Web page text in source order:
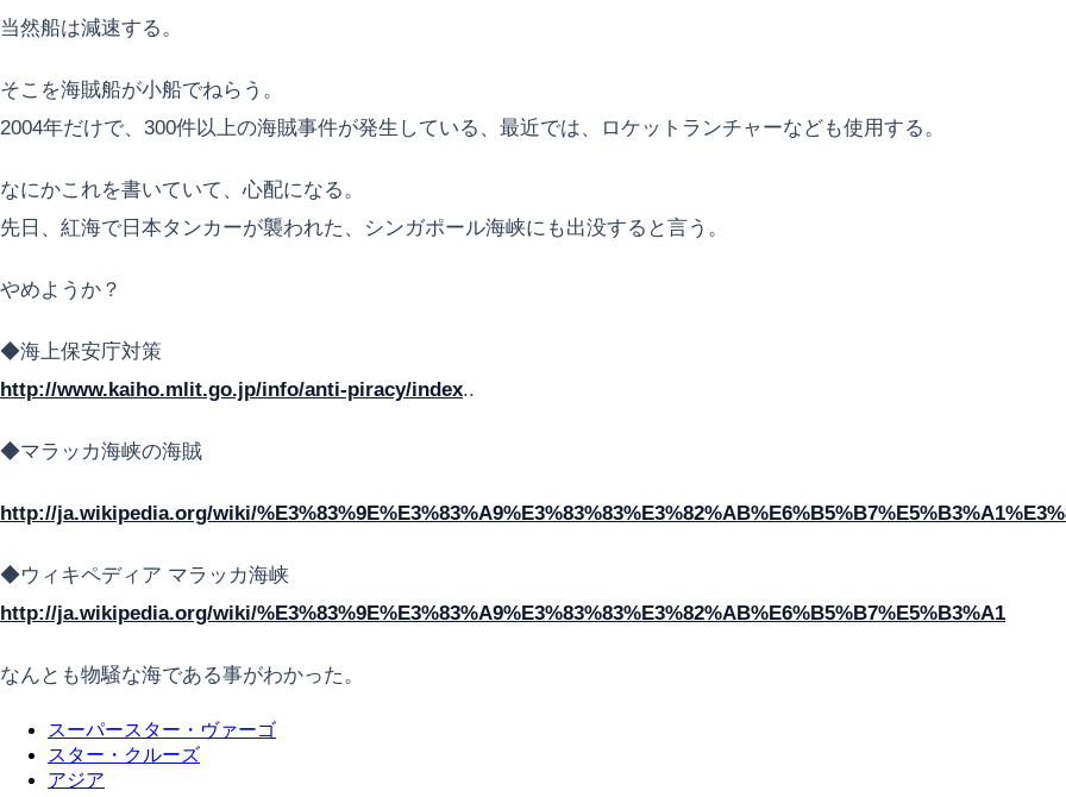
当然船は減速する。
そこを海賊船が小船でねらう。
2004年だけで、300件以上の海賊事件が発生している、最近では、ロケットランチャーなども使用する。
なにかこれを書いていて、心配になる。
先日、紅海で日本タンカーが襲われた、シンガポール海峡にも出没すると言う。
やめようか？
◆海上保安庁対策
http://www.kaiho.mlit.go.jp/info/anti-piracy/index..
◆マラッカ海峡の海賊
http://ja.wikipedia.org/wiki/
◆ウィキペディア マラッカ海峡
http://ja.wikipedia.org/wiki/%E3%83%9E%E3%83%A9%E3%83%83%E3%82%AB%E6%B5%B7%E5%B3%A1
なんとも物騒な海である事がわかった。
スーパースター・ヴァーゴ
スター・クルーズ
アジア